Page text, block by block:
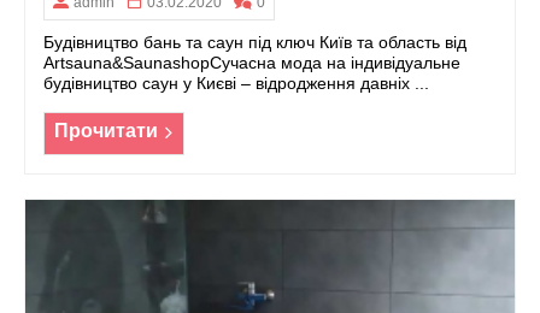
Будівництво бань та саун під ключ Київ та область від
Artsauna&SaunashopСучасна мода на індивідуальне
будівництво саун у Києві – відродження давніх ...
Прочитати